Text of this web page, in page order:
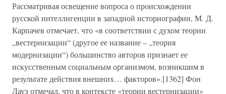
Рассматривая освещение вопроса о происхождении
русской интеллигенции в западной историографии, М. Д.
Карпачев отмечает, что «в соответствии с духом теории
„вестернизации“ (другое ее название – „теория
модернизации“) большинство авторов признает ее
искусственным социальным организмом, возникшим в
результате действия внешних… факторов».[1362] Фон
Лауэ отмечал, что в контексте «теории вестернизации»